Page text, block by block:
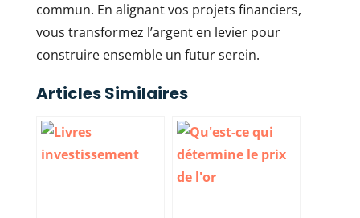
commun. En alignant vos projets financiers,
vous transformez l’argent en levier pour
construire ensemble un futur serein.
Articles Similaires